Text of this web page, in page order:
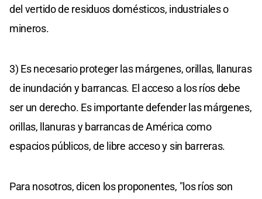
del vertido de residuos domésticos, industriales o
mineros.
3) Es necesario proteger las márgenes, orillas, llanuras
de inundación y barrancas. El acceso a los ríos debe
ser un derecho. Es importante defender las márgenes,
orillas, llanuras y barrancas de América como
espacios públicos, de libre acceso y sin barreras.
Para nosotros, dicen los proponentes, "los ríos son